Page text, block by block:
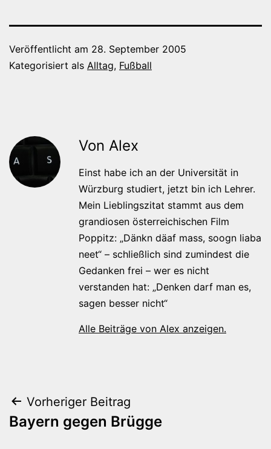
Veröffentlicht am 28. September 2005
Kategorisiert als Alltag, Fußball
Von Alex
Einst habe ich an der Universität in
Würzburg studiert, jetzt bin ich Lehrer.
Mein Lieblingszitat stammt aus dem
grandiosen österreichischen Film
Poppitz: „Dänkn däaf mass, soogn liaba
neet“ – schließlich sind zumindest die
Gedanken frei – wer es nicht
verstanden hat: „Denken darf man es,
sagen besser nicht“
Alle Beiträge von Alex anzeigen.
Beitragsnavigation
Vorheriger Beitrag
Bayern gegen Brügge